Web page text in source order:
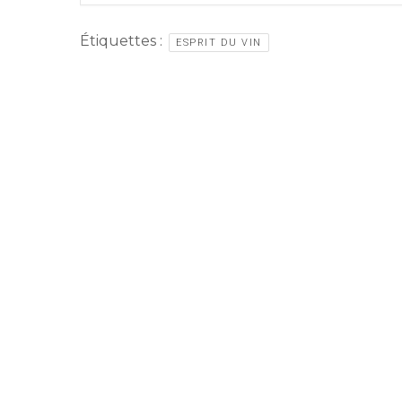
Étiquettes : ESPRIT DU VIN